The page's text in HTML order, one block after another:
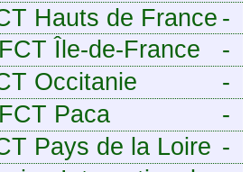
-
Hauts de France
-
Île-de-France
-
Occitanie
-
Paca
-
Pays de la Loire